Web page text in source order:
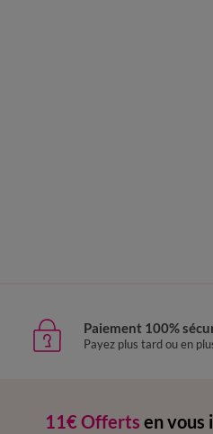
Paiement 100%
Payez plus tard ou en
11€ Offerts en vous